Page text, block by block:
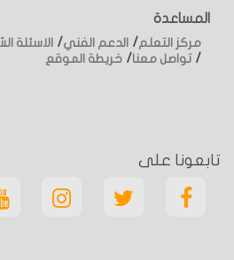
المساعدة
مركز التعلم/ الدعم الفني/ الاسئلة
/تواصل معنا/ خريطة الموقع
تابعونا على